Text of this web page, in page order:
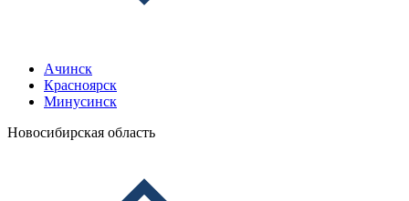
Ачинск
Красноярск
Минусинск
Новосибирская область